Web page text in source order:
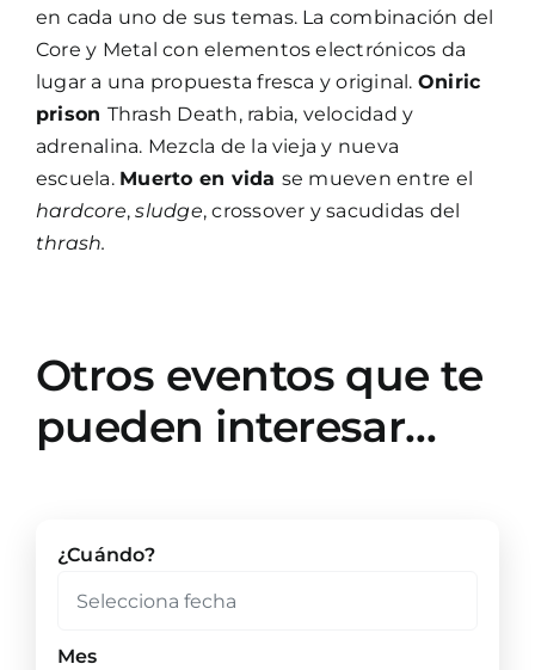
en cada uno de sus temas. La combinación del
Core y Metal con elementos electrónicos da
lugar a una propuesta fresca y original. Oniric
prison Thrash Death, rabia, velocidad y
adrenalina. Mezcla de la vieja y nueva
escuela. Muerto en vida se mueven entre el
hardcore,sludge, crossover y sacudidas del
thrash.
Otros eventos que te
pueden interesar…
¿Cuándo?
Mes